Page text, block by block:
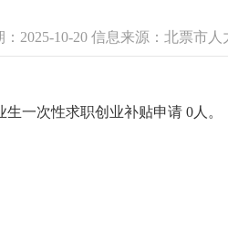
：2025-10-20 信息来源：北票市
生一次性求职创业补贴申请 0人。